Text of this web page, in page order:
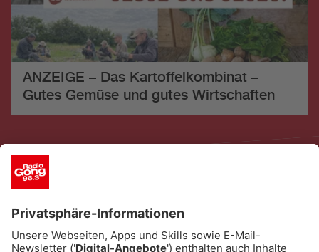
ANZEIGE – Das Kartoffelkombinat –
Gutes Gemüse und gutes Wirtschaften